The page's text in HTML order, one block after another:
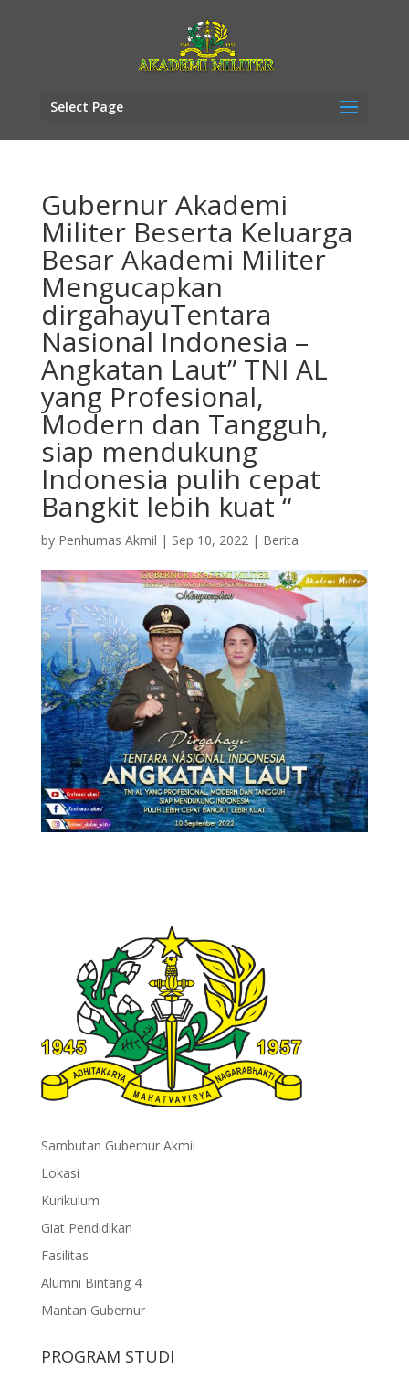
Select Page
Gubernur Akademi
Militer Beserta Keluarga
Besar Akademi Militer
Mengucapkan
dirgahayuTentara
Nasional Indonesia –
Angkatan Laut” TNI AL
yang Profesional,
Modern dan Tangguh,
siap mendukung
Indonesia pulih cepat
Bangkit lebih kuat “
by Penhumas Akmil | Sep 10, 2022| Berita
Sambutan Gubernur Akmil
Lokasi
Kurikulum
Giat Pendidikan
Fasilitas
Alumni Bintang 4
Mantan Gubernur
PROGRAM STUDI